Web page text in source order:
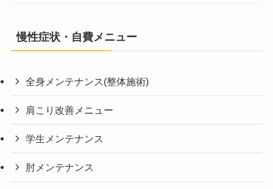
慢性症状・自費メニュー
全身メンテナンス(整体施術)
肩こり改善メニュー
学生メンテナンス
肘メンテナンス